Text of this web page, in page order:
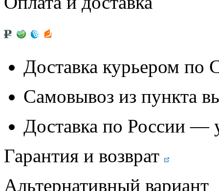
Доставка курьером
Самовывоз из пункта
Доставка по России —
Гарантия и возврат
Альтернативный вариант